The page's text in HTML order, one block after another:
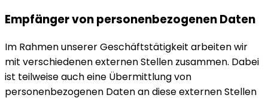
Empfänger von personenbezogenen Daten
Im Rahmen unserer Geschäftstätigkeit arbeiten wir
mit verschiedenen externen Stellen zusammen. Dabei
ist teilweise auch eine Übermittlung von
personenbezogenen Daten an diese externen Stellen